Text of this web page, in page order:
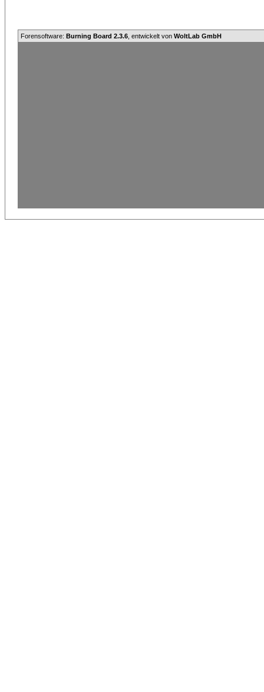
Forensoftware: Burning Board 2.3.6 , entwickelt von WoltLab GmbH